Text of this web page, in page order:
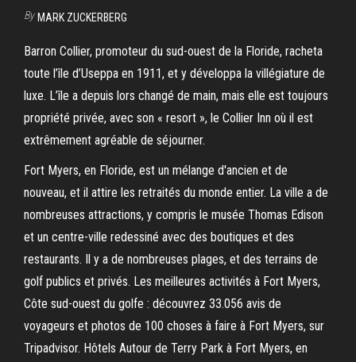
By MARK ZUCKERBERG
Barron Collier, promoteur du sud-ouest de la Floride, racheta
toute l’île d’Useppa en 1911, et y développa la villégiature de
luxe. L’île a depuis lors changé de main, mais elle est toujours
propriété privée, avec son « resort », le Collier Inn où il est
extrêmement agréable de séjourner.
Fort Myers, en Floride, est un mélange d'ancien et de
nouveau, et il attire les retraités du monde entier. La ville a de
nombreuses attractions, y compris le musée Thomas Edison
et un centre-ville redessiné avec des boutiques et des
restaurants. Il y a de nombreuses plages, et des terrains de
golf publics et privés. Les meilleures activités à Fort Myers,
Côte sud-ouest du golfe : découvrez 33.056 avis de
voyageurs et photos de 100 choses à faire à Fort Myers, sur
Tripadvisor. Hôtels Autour de Terry Park à Fort Myers, en